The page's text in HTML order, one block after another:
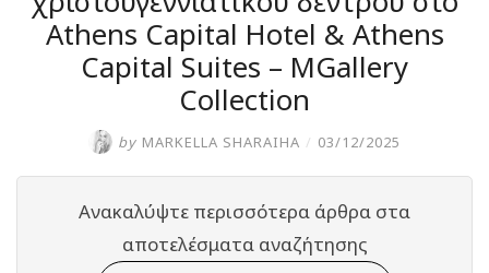
Athens Capital Hotel & Athens
Capital Suites – MGallery
Collection
by MARKELLA SHARAIHA / 03/12/2025
Ανακαλύψτε περισσότερα άρθρα στα
αποτελέσματα αναζήτησης